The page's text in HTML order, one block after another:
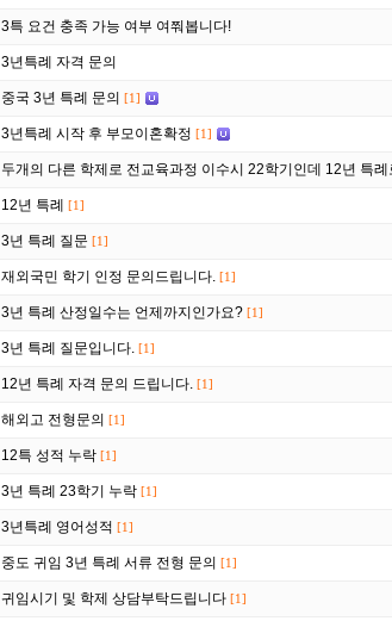
3특 요건 충족 가능 여부 여쭤봅니다!
3년특례 자격 문의
중국 3년 특례 문의 [1]
3년특례 시작 후 부모이혼확정 [1]
두개의 다른 학제로 전교육과정 이수시 22학기인데 12년 특
12년 특례 [1]
3년 특례 질문 [1]
재외국민 학기 인정 문의드립니다. [1]
3년 특례 산정일수는 언제까지인가요? [1]
3년 특례 질문입니다. [1]
12년 특례 자격 문의 드립니다. [1]
해외고 전형문의 [1]
12특 성적 누락 [1]
3년 특례 23학기 누락 [1]
3년특례 영어성적 [1]
중도 귀임 3년 특례 서류 전형 문의 [1]
귀임시기 및 학제 상담부탁드립니다 [1]